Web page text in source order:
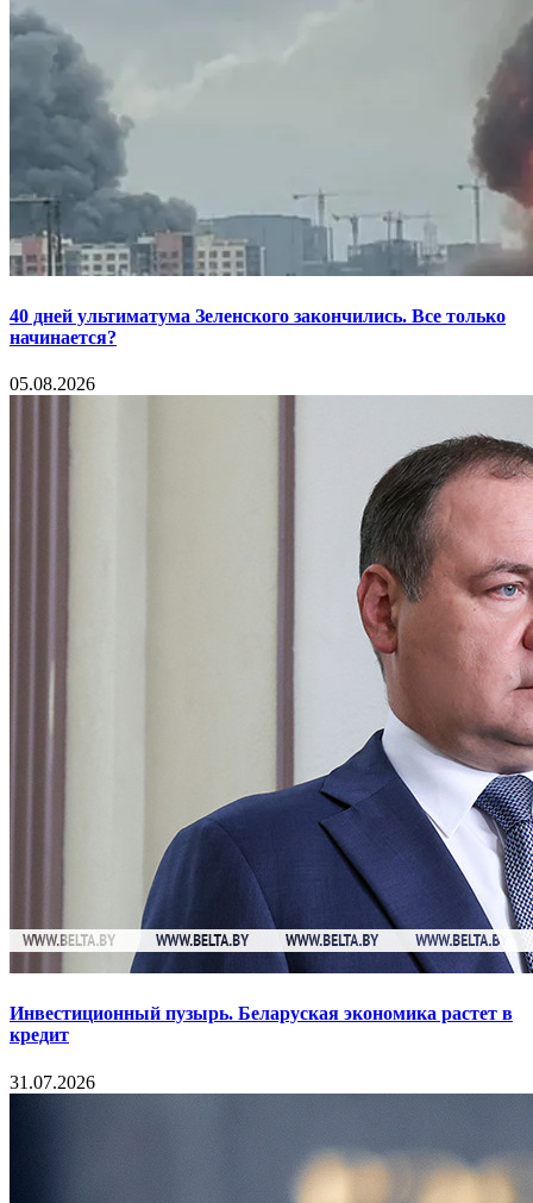
40 дней ультиматума Зеленского закончились. Все только
начинается?
05.08.2026
Инвестиционный пузырь. Беларуская экономика растет в
кредит
31.07.2026